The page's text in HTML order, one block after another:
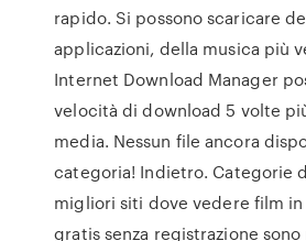
rapido. Si possono scaricare
applicazioni, della musica più
Internet Download Manager
velocità di download 5 volte
media. Nessun file ancora
categoria! Indietro. Categorie
migliori siti dove vedere film
gratis senza registrazione